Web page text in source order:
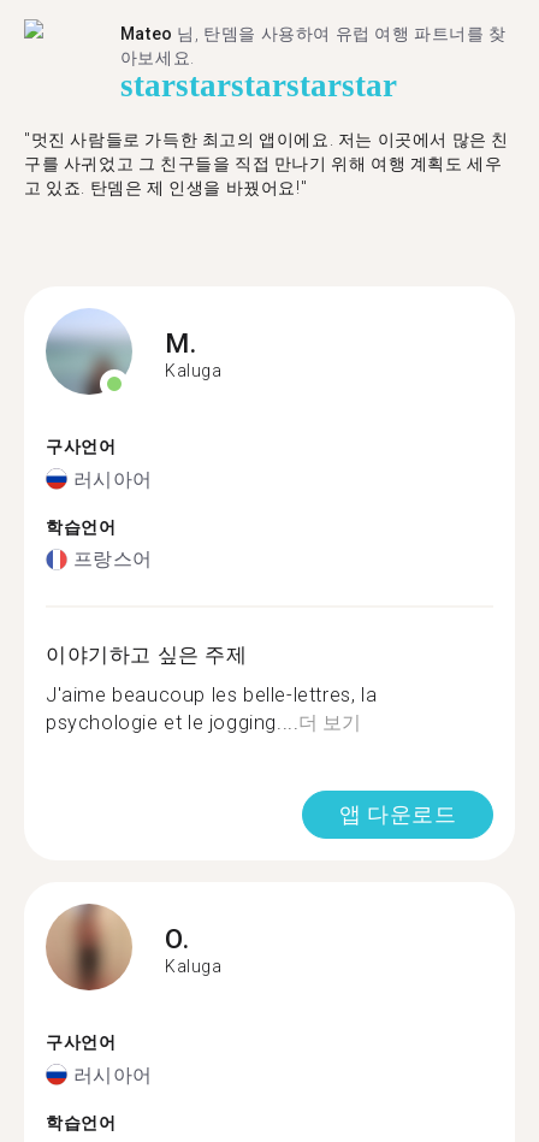
Mateo 님, 탄뎀을 사용하여 유럽 여행 파트너를 찾
아보세요.
starstarstarstarstar
"멋진 사람들로 가득한 최고의 앱이에요. 저는 이곳에서 많은 친
구를 사귀었고 그 친구들을 직접 만나기 위해 여행 계획도 세우
고 있죠. 탄뎀은 제 인생을 바꿨어요!"
M.
Kaluga
구사언어
러시아어
학습언어
프랑스어
이야기하고 싶은 주제
J'aime beaucoup les belle-lettres, la
psychologie et le jogging....더 보기
앱 다운로드
O.
Kaluga
구사언어
러시아어
학습언어